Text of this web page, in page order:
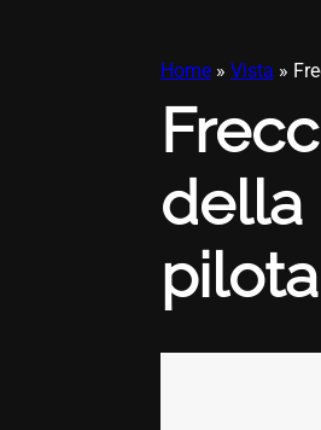
Home» Vista »
della